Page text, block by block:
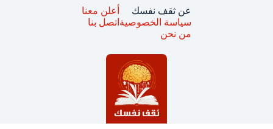
عن ثقف نفسك
سياسة الخصوصية
من نحن
أعلن معنا
اتصل بنا